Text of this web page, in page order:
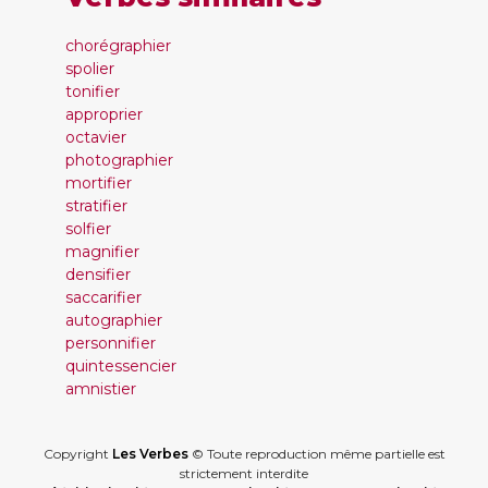
chorégraphier
spolier
tonifier
approprier
octavier
photographier
mortifier
stratifier
solfier
magnifier
densifier
saccarifier
autographier
personnifier
quintessencier
amnistier
Copyright Les Verbes© Toute reproduction même partielle est
strictement interdite